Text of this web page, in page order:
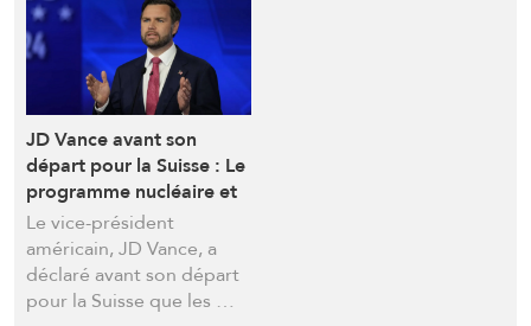
JD Vance avant son
départ pour la Suisse : Le
programme nucléaire et
le Liban sont les
principaux dossiers que
nous aborderons
Le vice-président
américain, JD Vance, a
déclaré avant son départ
pour la Suisse que les …